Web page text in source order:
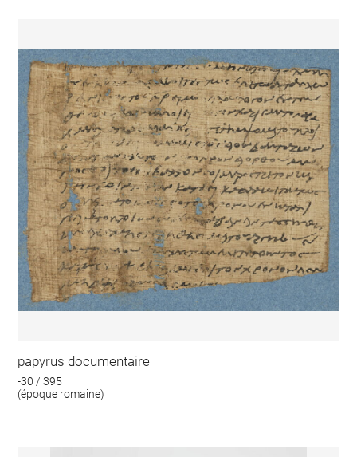
papyrus documentaire
-30 / 395
(époque romaine)